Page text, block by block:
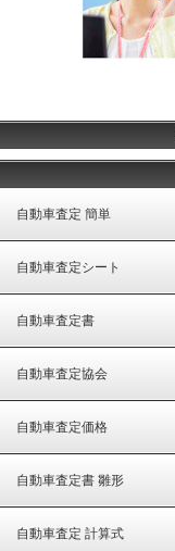
自動車査定 簡単
自動車査定シート
自動車査定書
自動車査定協会
自動車査定価格
自動車査定書 雛形
自動車査定 計算式